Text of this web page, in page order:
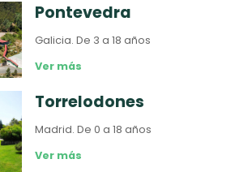
Pontevedra
Galicia.De 3 a 18 años
Ver más
Torrelodones
Madrid.De 0 a 18 años
Ver más